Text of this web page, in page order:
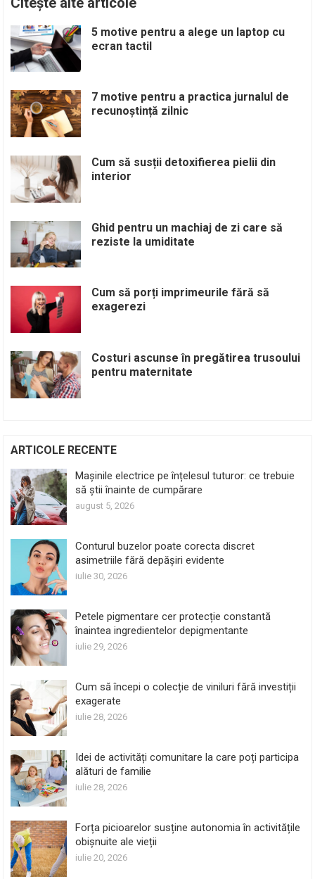
5 motive pentru a alege un laptop cu
ecran tactil
7 motive pentru a practica jurnalul de
recunoștință zilnic
Cum să susții detoxifierea pielii din
interior
Ghid pentru un machiaj de zi care să
reziste la umiditate
Cum să porți imprimeurile fără să
exagerezi
Costuri ascunse în pregătirea trusoului
pentru maternitate
ARTICOLE RECENTE
Mașinile electrice pe înțelesul tuturor: ce trebuie
să știi înainte de cumpărare
august 5, 2026
Conturul buzelor poate corecta discret
asimetriile fără depășiri evidente
iulie 30, 2026
Petele pigmentare cer protecție constantă
înaintea ingredientelor depigmentante
iulie 29, 2026
Cum să începi o colecție de viniluri fără investiții
exagerate
iulie 28, 2026
Idei de activități comunitare la care poți participa
alături de familie
iulie 28, 2026
Forța picioarelor susține autonomia în activitățile
obișnuite ale vieții
iulie 20, 2026